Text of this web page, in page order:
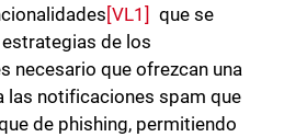
[VL1] que se
de los
necesario que ofrezcan una
las notificaciones spam que
de phishing, permitiendo